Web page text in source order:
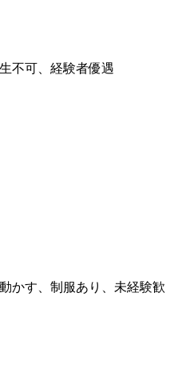
不可、経験者優遇
かす、制服あり、未経験歓